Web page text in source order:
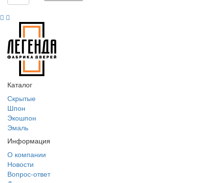
Каталог
Скрытые
Шпон
Экошпон
Эмаль
Информация
О компании
Новости
Вопрос-ответ